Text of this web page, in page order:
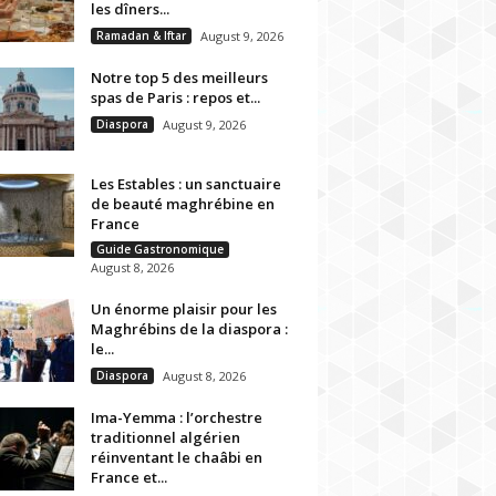
les dîners...
Ramadan & Iftar August 9, 2026
Notre top 5 des meilleurs
spas de Paris : repos et...
Diaspora August 9, 2026
Les Estables : un sanctuaire
de beauté maghrébine en
France
Guide Gastronomique
August 8, 2026
Un énorme plaisir pour les
Maghrébins de la diaspora :
le...
Diaspora August 8, 2026
Ima-Yemma : l’orchestre
traditionnel algérien
réinventant le chaâbi en
France et...